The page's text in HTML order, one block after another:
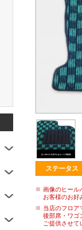
ステータス
画像のヒール
お客様のお好
当店のフロア
後部席・ワゴ
ご提供させ